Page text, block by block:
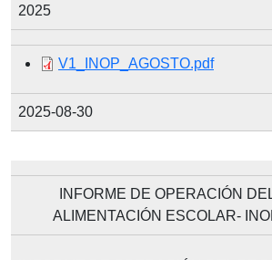
2025
Document
V1_INOP_AGOSTO.pdf
2025-08-30
INFORME DE OPERACIÓN
ALIMENTACIÓN ESCOLAR-